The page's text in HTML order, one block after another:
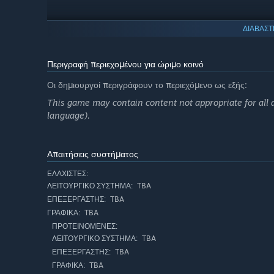
The small town is severed from the world, and its
you: the farm is in a state of decay, choked by the
prevent pests, produce compost to improve the quality
wearing a raincoat to endure a punishing storm or
pesticide sprayed is a choice. The work is heavy, but
Περιγραφή περιεχομένου για ώριμο κοινό
Οι δημιουργοί περιγράφουν το περιεχόμενο ως εξής:
This game may contain content not appropriate for all
language).
Απαιτήσεις συστήματος
ΕΛΆΧΙΣΤΕΣ:
ΛΕΙΤΟΥΡΓΙΚΌ ΣΎΣΤΗΜΑ: TBA
ΕΠΕΞΕΡΓΑΣΤΉΣ: TBA
ΓΡΑΦΙΚΆ: TBA
ΠΡΟΤΕΙΝΌΜΕΝΕΣ:
ΛΕΙΤΟΥΡΓΙΚΌ ΣΎΣΤΗΜΑ: TBA
ΕΠΕΞΕΡΓΑΣΤΉΣ: TBA
ΓΡΑΦΙΚΆ: TBA